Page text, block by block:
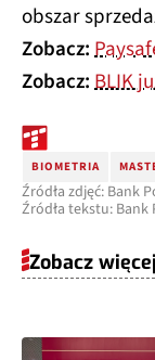
obszar
Zobacz:
Zobacz:BLIK
BIOMETRIA
Źródła zdjęć: Bank
Źródła tekstu: Bank
Zobacz więcej